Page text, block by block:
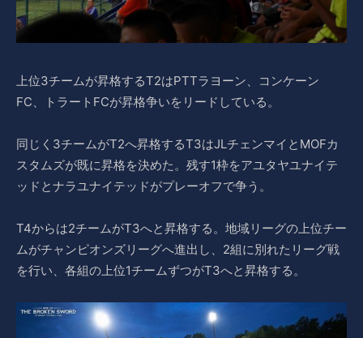
上位3チームが昇格するT2はPTTラヨーン、コンケーン
FC、トラートFCが昇格争いをリードしている。
同じく3チームがT2へ昇格するT3はJLチェンマイとMOFカ
スタムズが既に昇格を決めた。残す1枠をアユタヤユナイテ
ッドとナラユナイテッドがプレーオフで争う。
T4からは2チームがT3へと昇格する。地域リーグの上位チー
ムがチャンピオンズリーグへ進出し、2組に別れたリーグ戦
を行い、各組の上位1チームずつがT3へと昇格する。